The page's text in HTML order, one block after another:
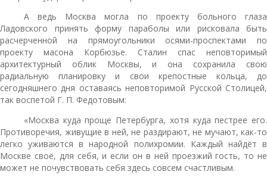
А ведь Москва могла по проекту больного глаза
Ладовского принять форму параболы или рисковала быть
расчерченной на прямоугольники осями-проспектами по
проекту масона Корбюзье. Сталин спас неповторимый
архитектурный облик Москвы, и она сохранила свою
радиальную планировку и свои крепостные кольца, до
сегодняшнего дня оставаясь неповторимой Русской Столицей,
так воспетой Г. П. Федотовым:
«Москва куда проще Петербурга, хотя куда пестрее его.
Противоречия, живущие в ней, не раздирают, не мучают, как-то
легко уживаются в народной полихромии. Каждый найдёт в
Москве своё, для себя, и если он в ней проезжий гость, то не
может не почувствовать себя здесь совсем счастливым.